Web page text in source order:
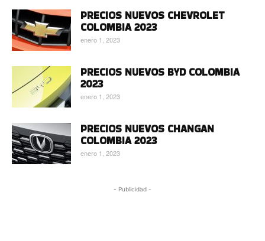
PRECIOS NUEVOS CHEVROLET
COLOMBIA 2023
enero 1, 2023
PRECIOS NUEVOS BYD COLOMBIA
2023
enero 1, 2023
PRECIOS NUEVOS CHANGAN
COLOMBIA 2023
enero 1, 2023
- Publicidad -